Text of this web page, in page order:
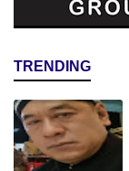
TRENDING